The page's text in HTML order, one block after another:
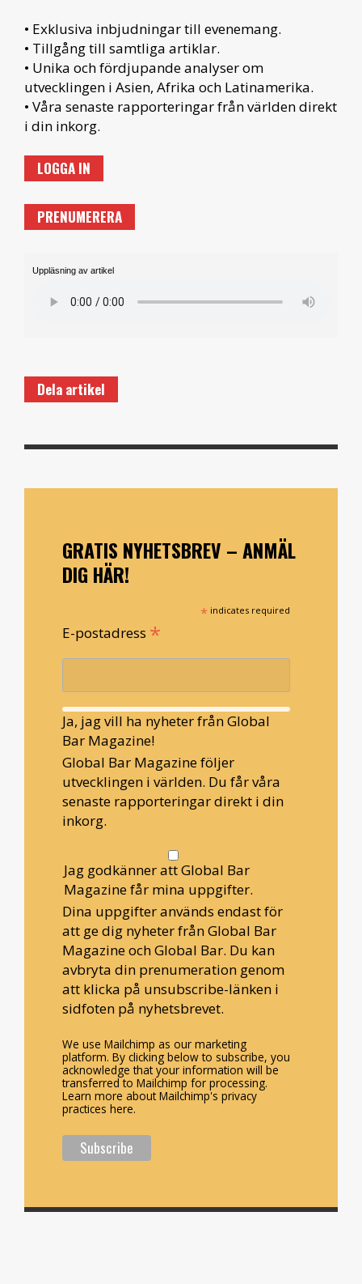
• Exklusiva inbjudningar till evenemang.
• Tillgång till samtliga artiklar.
• Unika och fördjupande analyser om
utvecklingen i Asien, Afrika och Latinamerika.
• Våra senaste rapporteringar från världen direkt
i din inkorg.
LOGGA IN
PRENUMERERA
Uppläsning av artikel
Dela artikel
GRATIS NYHETSBREV – ANMÄL
DIG HÄR!
* indicates required
E-postadress *
Ja, jag vill ha nyheter från Global
Bar Magazine!
Global Bar Magazine följer
utvecklingen i världen. Du får våra
senaste rapporteringar direkt i din
inkorg.
Jag godkänner att Global Bar
Magazine får mina uppgifter.
Dina uppgifter används endast för
att ge dig nyheter från Global Bar
Magazine och Global Bar. Du kan
avbryta din prenumeration genom
att klicka på unsubscribe-länken i
sidfoten på nyhetsbrevet.
We use Mailchimp as our marketing
platform. By clicking below to subscribe, you
acknowledge that your information will be
transferred to Mailchimp for processing.
Learn more about Mailchimp's privacy
practices here.